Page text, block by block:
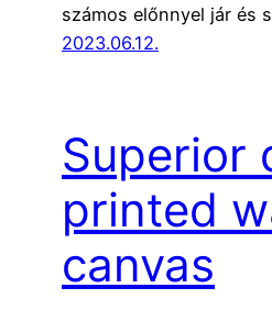
számos előnnyel jár és
2023.06.12.
Superior
printed
canvas